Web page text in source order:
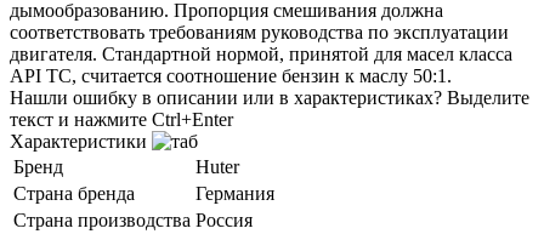
дымообразованию. Пропорция смешивания должна
соответствовать требованиям руководства по эксплуатации
двигателя. Стандартной нормой, принятой для масел класса
API TC, считается соотношение бензин к маслу 50:1.
Нашли ошибку в описании или в характеристиках? Выделите
текст и нажмите Ctrl+Enter
Характеристики
Бренд
Huter
Страна бренда
Германия
Страна производства Россия